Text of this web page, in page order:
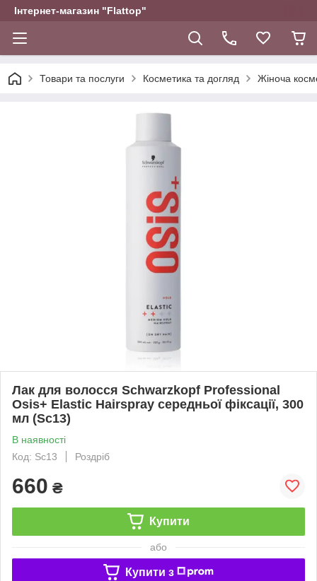
Інтернет-магазин "Flattop"
Товари та послуги Косметика та догляд Жіноча
Лак для волосся Schwarzkopf Professional
Osis+ Elastic Hairspray середньої фіксації, 300
мл (Sc13)
В наявності
Код: Sc13
Роздріб
660 ₴
Купити
або
Купити з